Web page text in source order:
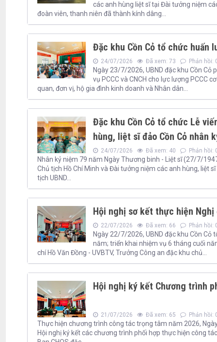
các anh hùng liệt sĩ tại Đài tưởng niệm
đoàn viên, thanh niên đã thành kính dâng...
Đặc khu Cồn Cỏ tổ chức huấn
24/07/2026 Đã xem: 73 Phản hồi:
Ngày 23/7/2026, UBND đặc khu Cồn Cỏ
vụ PCCC và CNCH cho lực lượng PCCC
quan, đơn vị, hộ gia đình kinh doanh và Nhân dân...
Đặc khu Cồn Cỏ tổ chức Lễ
hùng, liệt sĩ đảo Cồn Cỏ nhân
24/07/2026 Đã xem: 40 Phản hồi:
Nhân kỷ niệm 79 năm Ngày Thương binh - Liệt sĩ (27/7/
Chủ tịch Hồ Chí Minh và Đài tưởng niệm các anh hùng, liệt
tịch UBND...
Hội nghị sơ kết thực hiện
22/07/2026 Đã xem: 66 Phản hồi:
Ngày 22/7/2026, UBND đặc khu Cồn
năm; triển khai nhiệm vụ 6 tháng cuối
chí Hồ Văn Đồng - UVBTV, Trưởng Công an đặc khu chủ...
Hội nghị ký kết Chương trình
21/07/2026 Đã xem: 65 Phản hồi:
Thực hiện chương trình công tác trọng tâm năm 2026,
Hội nghị ký kết các chương trình phối hợp thực hiện công